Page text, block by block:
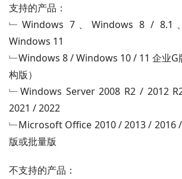
支持的产品：
﹂Windows 7、Windows 8 / 8.1
Windows 11
﹂Windows 8 / Windows 10 / 11 企业G
构版）
﹂Windows Server 2008 R2 / 2012
2021 / 2022
﹂Microsoft Office 2010 / 2013 / 2016
版或批量版
不支持的产品：